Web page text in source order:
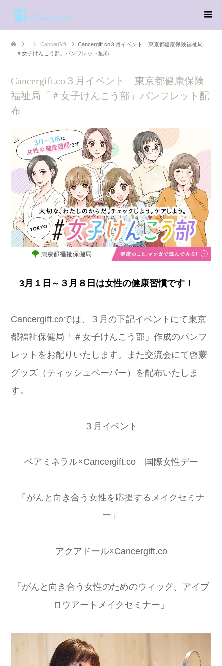
CancerGift
Cancergift.co３月イベント 東京都健康保険福祉局
「＃女子けんこう部」パンフレット配布
Cancergift.co３月イベント 東京都健康保険
福祉局「＃女子けんこう部」パンフレット配
布
3月１日～３月８日は女性の健康習慣です！
Cancergift.coでは、３月の下記イベントにて東京
都福祉保健局「＃女子けんこう部」作成のパンフ
レットをお配りいたします。また交流会にて啓蒙
グッズ（ティッシュペーパー）を配布いたしま
す。
３月イベント
ベアミネラル×Cancergift.co 国際女性デー
「がんと向き合う女性を応援するメイクセミナ
ー」
アクアドール×Cancergift.co
「がんと向き合う女性のためのウィッグ、アイブ
ロウアートメイクセミナー」